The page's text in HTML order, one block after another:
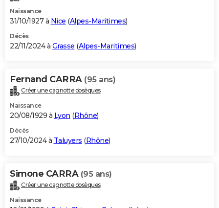
Naissance
31/10/1927 à Nice (Alpes-Maritimes)
Décès
22/11/2024 à Grasse (Alpes-Maritimes)
Fernand CARRA (95 ans)
Créer une cagnotte obsèques
Naissance
20/08/1929 à Lyon (Rhône)
Décès
27/10/2024 à Taluyers (Rhône)
Simone CARRA (95 ans)
Créer une cagnotte obsèques
Naissance